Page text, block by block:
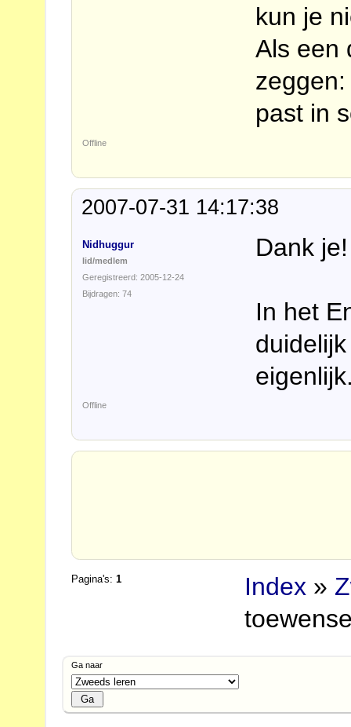
kun je
Als een
past in
Offline
2007-07-31 14:17:38
Nidhuggur
lid/medlem
Geregistreerd: 2005-12-24
Bijdragen: 74
Dank je!
In het
Offline
Pagina's:1 Index »
Ga naar